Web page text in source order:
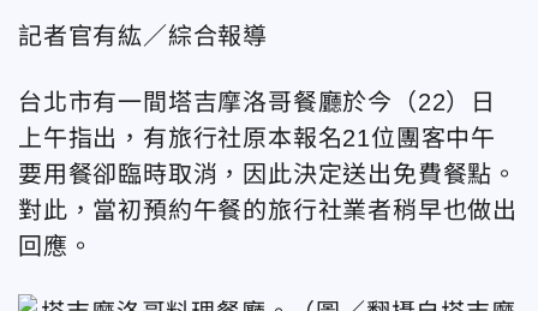
記者官有紘／綜合報導
台北市有一間塔吉摩洛哥餐廳於今（22）日
上午指出，有旅行社原本報名21位團客中午
要用餐卻臨時取消，因此決定送出免費餐點。
對此，當初預約午餐的旅行社業者稍早也做出
回應。